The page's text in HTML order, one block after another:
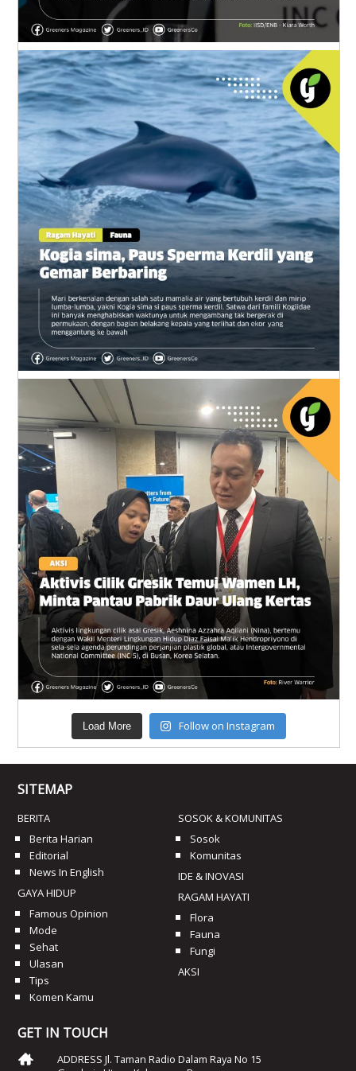
Load More Follow on Instagram
SITEMAP
BERITA
Berita Harian
Editorial
News In English
GAYA HIDUP
Famous Opinion
Mode
Sehat
Ulasan
Tips
Komen Kamu
SOSOK & KOMUNITAS
Sosok
Komunitas
IDE & INOVASI
RAGAM HAYATI
Flora
Fauna
Fungi
AKSI
GET IN TOUCH
ADDRESS Jl. Taman Radio Dalam Raya No 15